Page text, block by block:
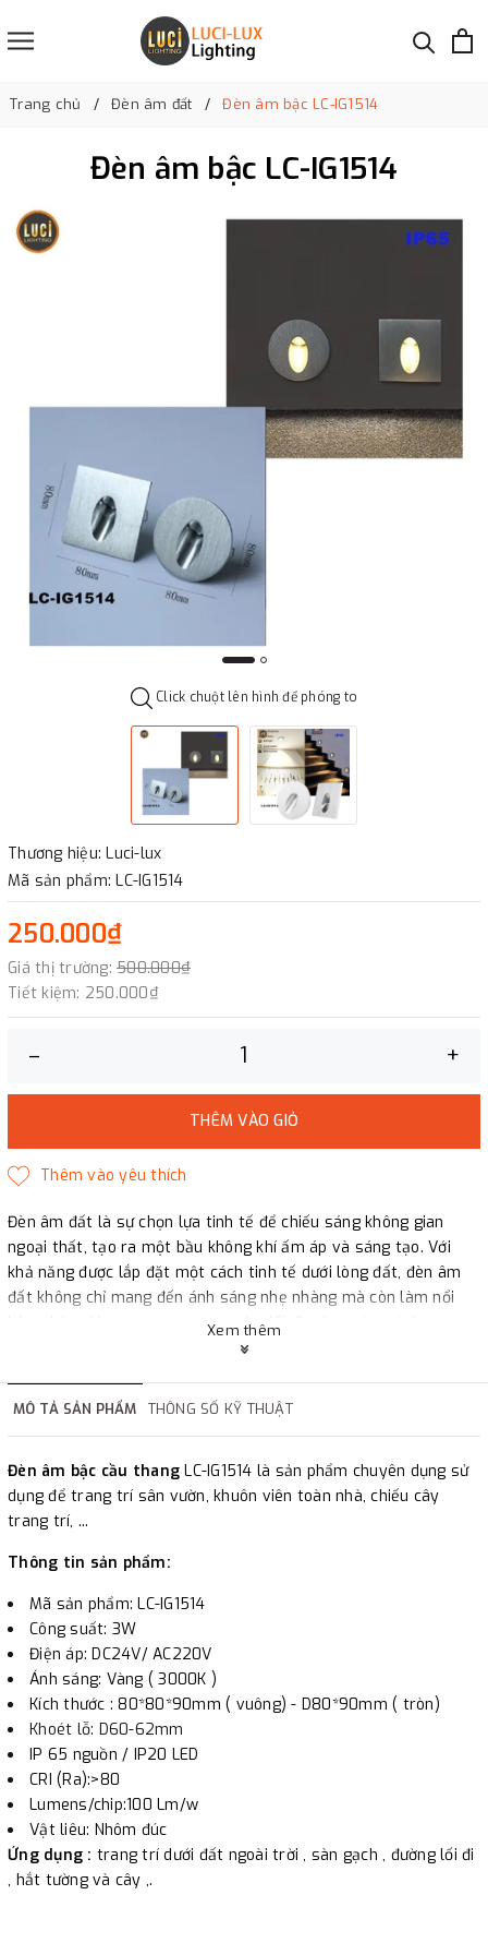
Trang chủ Đèn âm đất Đèn âm bậc LC-IG1514
Đèn âm bậc LC-IG1514
Click chuột lên hình để phóng to
Thương hiệu: Luci-lux
Mã sản phẩm: LC-IG1514
250.000₫
Giá thị trường: 500.000₫
Tiết kiệm: 250.000₫
– +
THÊM VÀO GIỎ
Đèn âm đất là sự chọn lựa tinh tế để chiếu sáng không gian
ngoại thất, tạo ra một bầu không khí ấm áp và sáng tạo. Với
khả năng được lắp đặt một cách tinh tế dưới lòng đất, đèn âm
đất không chỉ mang đến ánh sáng nhẹ nhàng mà còn làm nổi
bật, những khu vực quan trọng như lối đi, sân vườn, cảnh quan,
tiểu cảnh, hồ bơi và sân thượng. Chúng không chỉ là nguồn sáng
và sự hài hòa trong việc tạo điểm đẹp cho mọi không gian chiếu
chuyên dụng sử dụng để trang trí sân vườn, khuôn viên toàn
nhà, chiếu cây trang trí, ..
Xem thêm
MÔ TẢ SẢN PHẨM THÔNG SỐ KỸ THUẬT
Đèn âm bậc cầu thangLC-IG1514 là sản phẩm chuyên dụng sử
dụng để trang trí sân vườn, khuôn viên toàn nhà, chiếu cây
trang trí, ...
Thông tin sản phẩm:
Mã sản phẩm: LC-IG1514
Công suất: 3W
Điện áp: DC24V/ AC220V
Ánh sáng: Vàng ( 3000K )
Kích thước : 80*80*90mm ( vuông) - D80*90mm ( tròn)
Khoét lỗ: D60-62mm
IP 65 nguồn / IP20 LED
CRI (Ra):>80
Lumens/chip:100 Lm/w
Vật liêu: Nhôm đúc
Ứng dụng : trang trí dưới đất ngoài trời , sàn gạch , đường lối đi
, hắt tường và cây ,.